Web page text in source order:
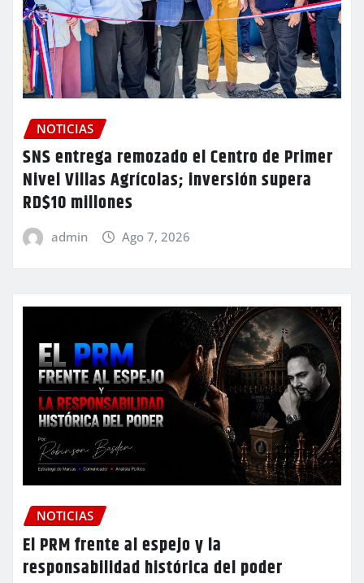
NOTICIAS
SNS entrega remozado el Centro de Primer
Nivel Villas Agrícolas; inversión supera
RD$10 millones
admin Ago 7, 2026
NOTICIAS
El PRM frente al espejo y la
responsabilidad histórica del poder